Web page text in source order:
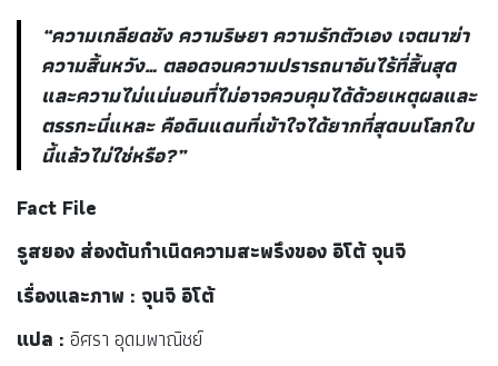
“ความเกลียดชัง ความริษยา ความรักตัวเอง เจตนาฆ่า
ความสิ้นหวัง… ตลอดจนความปรารถนาอันไร้ที่สิ้นสุด
และความไม่แน่นอนที่ไม่อาจควบคุมได้ด้วยเหตุผลและ
ตรรกะนี่แหละ คือดินแดนที่เข้าใจได้ยากที่สุดบนโลกใบ
นี้แล้วไม่ใช่หรือ?”
Fact File
รูสยอง ส่องต้นกำเนิดความสะพรึงของ อิโต้ จุนจิ
เรื่องและภาพ : จุนจิ อิโต้
แปล : อิศรา อุดมพาณิชย์